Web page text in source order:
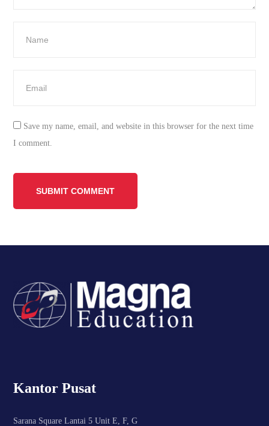
Save my name, email, and website in this browser for the next time
I comment.
Kantor Pusat
Sarana Square Lantai 5 Unit E, F, G